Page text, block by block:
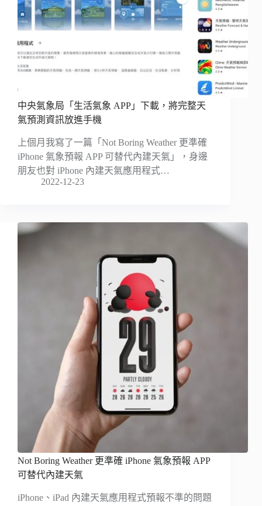
中央氣象局「生活氣象 APP」下載，將完整天
氣預測資訊放進手機
上個月我寫了一篇「Not Boring Weather 更準確
iPhone 氣象預報 APP 可替代內建天氣」，身邊
朋友也對 iPhone 內建天氣應用程式…
2022-12-23
Not Boring Weather 更準確 iPhone 氣象預報 APP
可替代內建天氣
iPhone、iPad 內建天氣應用程式預報不準的問題